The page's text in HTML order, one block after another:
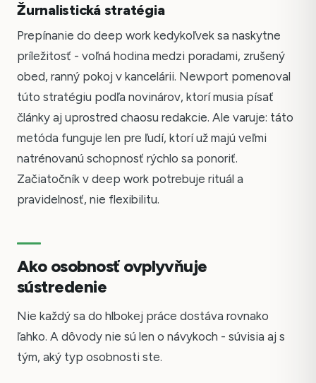
Žurnalistická stratégia
Prepínanie do deep work kedykoľvek sa naskytne
príležitosť - voľná hodina medzi poradami, zrušený
obed, ranný pokoj v kancelárii. Newport pomenoval
túto stratégiu podľa novinárov, ktorí musia písať
články aj uprostred chaosu redakcie. Ale varuje: táto
metóda funguje len pre ľudí, ktorí už majú veľmi
natrénovanú schopnosť rýchlo sa ponoriť.
Začiatočník v deep work potrebuje rituál a
pravidelnosť, nie flexibilitu.
Ako osobnosť ovplyvňuje
sústredenie
Nie každý sa do hlbokej práce dostáva rovnako
ľahko. A dôvody nie sú len o návykoch - súvisia aj s
tým, aký typ osobnosti ste.